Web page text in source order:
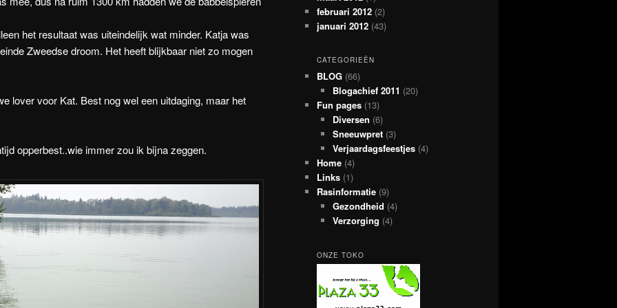
het resultaat was uiteindelijk wat minder. Katja was
Zweedse droom. Het heeft blijkbaar niet zo mogen
lover voor Kat. Best nog wel een uitdaging, maar het
opperbest..wie immer zou ik bijna zeggen.
februari 2012 (2)
januari 2012 (43)
CATEGORIEËN
BLOG (66)
Blogachief 2011 (20)
Fun pages (13)
Diversen (6)
Sneeuwpret(3)
Verjaardagsfeestjes(4)
Home (4)
Links (1)
Rasinformatie (9)
Gezondheid (4)
Verzorging (4)
ONZE TOKO